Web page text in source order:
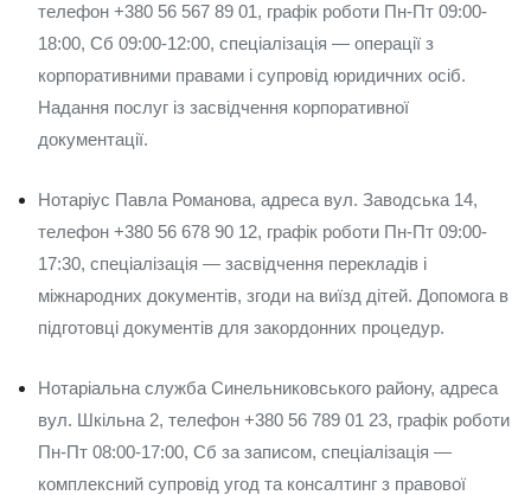
телефон +380 56 567 89 01, графік роботи Пн-Пт 09:00-
18:00, Сб 09:00-12:00, спеціалізація — операції з
корпоративними правами і супровід юридичних осіб.
Надання послуг із засвідчення корпоративної
документації.
Нотаріус Павла Романова, адреса вул. Заводська 14,
телефон +380 56 678 90 12, графік роботи Пн-Пт 09:00-
17:30, спеціалізація — засвідчення перекладів і
міжнародних документів, згоди на виїзд дітей. Допомога в
підготовці документів для закордонних процедур.
Нотаріальна служба Синельниковського району, адреса
вул. Шкільна 2, телефон +380 56 789 01 23, графік роботи
Пн-Пт 08:00-17:00, Сб за записом, спеціалізація —
комплексний супровід угод та консалтинг з правової